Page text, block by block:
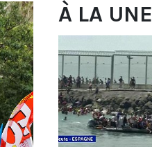
À LA UNE